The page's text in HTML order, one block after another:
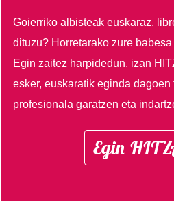
Goierriko albisteak euskaraz,
dituzu? Horretarako zure
Egin zaitez harpidedun, izan
esker, euskaratik eginda
profesionala garatzen eta
Egin